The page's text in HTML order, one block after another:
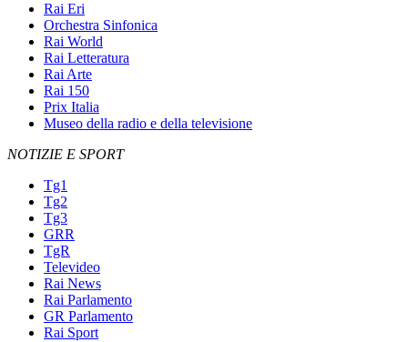
Rai Eri
Orchestra Sinfonica
Rai World
Rai Letteratura
Rai Arte
Rai 150
Prix Italia
Museo della radio e della televisione
NOTIZIE E SPORT
Tg1
Tg2
Tg3
GRR
TgR
Televideo
Rai News
Rai Parlamento
GR Parlamento
Rai Sport